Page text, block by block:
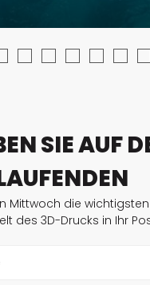
SIE AUF
Mittwoch die
des 3D-Drucks in Ihr